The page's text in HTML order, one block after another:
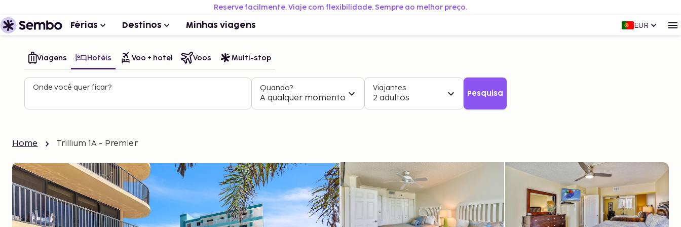
Reserve facilmente. Viaje com flexibilidade. Sempre ao melhor preço.
Férias Destinos Minhas viagens EUR
Viagens Hotéis Voo + hotel Voos Multi-stop
Onde você quer ficar? Quando?
A qualquer momento
Viajantes
2 adultos Pesquisa
Home Trillium 1A - Premier